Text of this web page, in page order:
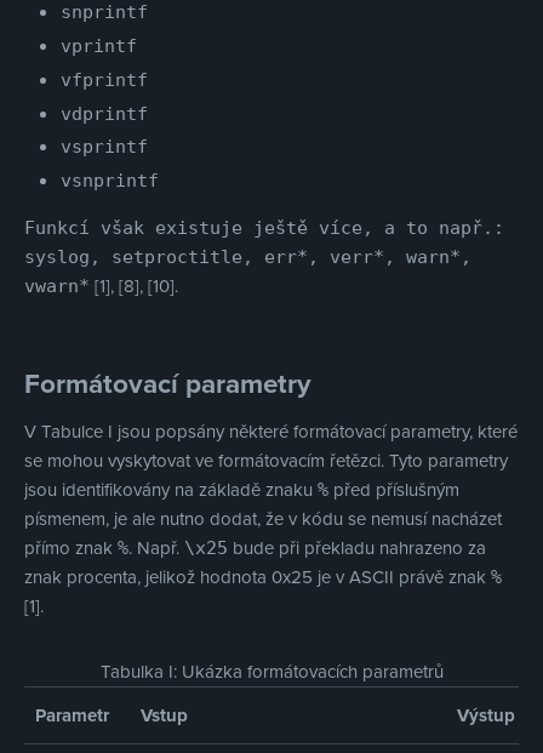
snprintf
vprintf
vfprintf
vdprintf
vsprintf
vsnprintf
Funkcí však existuje ještě více, a to např.:
syslog, setproctitle, err*, verr*, warn*,
vwarn* [1], [8], [10].
Formátovací parametry
V Tabulce I jsou popsány některé formátovací parametry, které
se mohou vyskytovat ve formátovacím řetězci. Tyto parametry
jsou identifikovány na základě znaku % před příslušným
písmenem, je ale nutno dodat, že v kódu se nemusí nacházet
přímo znak %. Např. \x25 bude při překladu nahrazeno za
znak procenta, jelikož hodnota 0x25 je v ASCII právě znak %
[1].
Tabulka I: Ukázka formátovacích parametrů
Parametr Vstup Výstup